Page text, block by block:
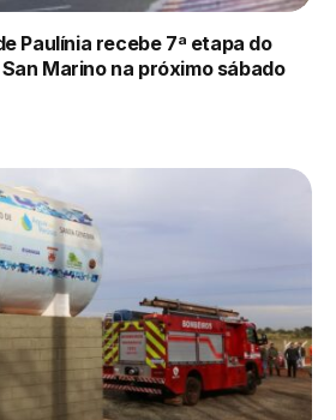
Paulínia recebe 7ª etapa do
Marino na próximo sábado